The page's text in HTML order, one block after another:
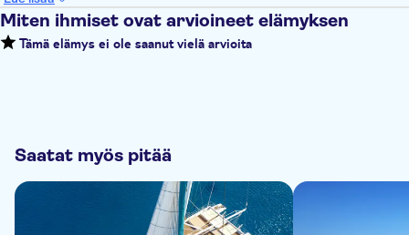
Miten ihmiset ovat arvioineet elämyksen
Tämä elämys ei ole saanut vielä arvioita
Saatat myös pitää